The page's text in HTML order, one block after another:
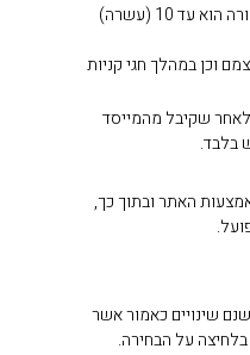
41. בחלוף תקופת הייצור כאמור, תצא ההזמנה לביצוע אספקת המוצר/ים ללקוח (בכתובת שהוזנה על ידו בעת ביצוע הרכישה באתר) באמצעות חברת שליחויות חיצונית, כאשר זמן המשלוח לגופי תאורה הוא עד 10 (עשרה)
וכן במהלך חגי קניות
של איסוף עצמי בכתובת בית העסק שברח’ הרימון 67 מושב אחיטוב, וזאת רק לאחר שקיבל מהמייסד
האתר ובתוך כך,
שינויים כאמור אשר
על הבחירה.